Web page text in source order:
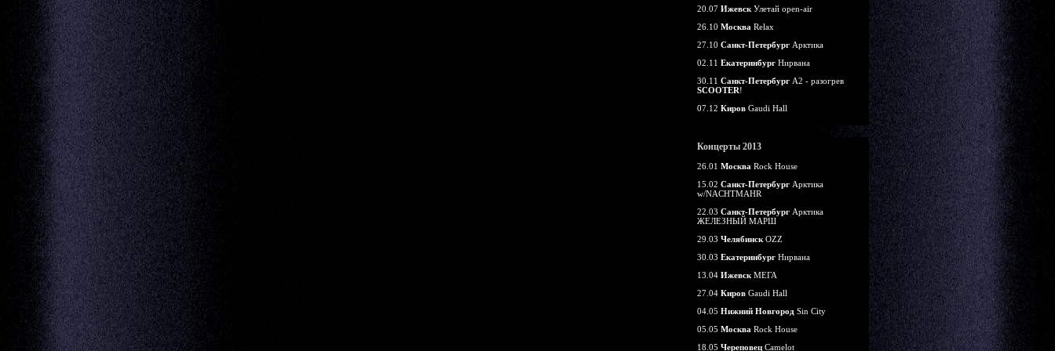
20.07 Ижевск Улетай open-air
26.10 Москва Relax
27.10 Санкт-Петербург Арктика
02.11 Екатеринбург Нирвана
30.11 Санкт-Петербург А2 - разогрев
SCOOTER!
07.12 Киров Gaudi Hall
Концерты 2013
26.01 Москва Rock House
15.02 Санкт-Петербург Арктика
w/NACHTMAHR
22.03 Санкт-Петербург Арктика
ЖЕЛЕЗНЫЙ МАРШ
29.03 Челябинск OZZ
30.03 Екатеринбург Нирвана
13.04 Ижевск МЕГА
27.04 Киров Gaudi Hall
04.05 Нижний Новгород Sin City
05.05 Москва Rock House
18.05 Череповец Camelot